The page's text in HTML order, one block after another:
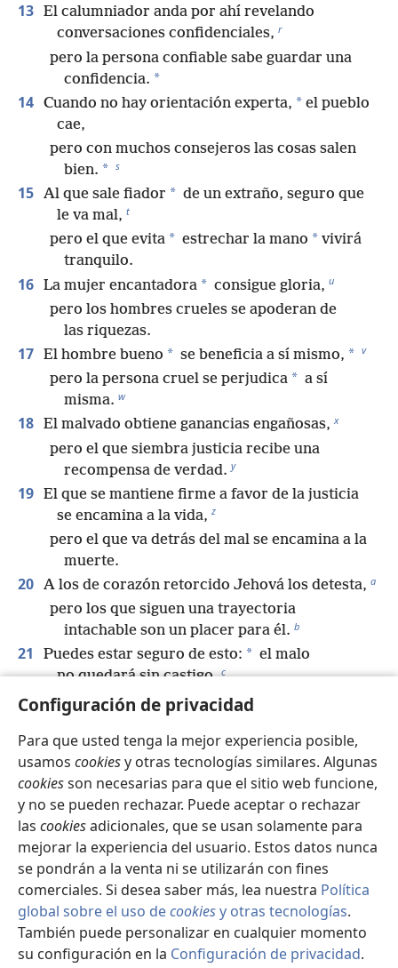
Configuración de privacidad
Para que usted tenga la mejor experiencia posible,
usamos cookiesy otras tecnologías similares. Algunas
cookiesson necesarias para que el sitio web funcione,
y no se pueden rechazar. Puede aceptar o rechazar
las cookiesadicionales, que se usan solamente para
mejorar la experiencia del usuario. Estos datos nunca
se pondrán a la venta ni se utilizarán con fines
comerciales. Si desea saber más, lea nuestra Política
global sobre el uso decookiesy otras tecnologías.
También puede personalizar en cualquier momento
su configuración en la Configuración de privacidad.
13 El calumniador anda por ahí revelando
conversaciones confidenciales, r
pero la persona confiable sabe guardar una
confidencia. *
14 Cuando no hay orientación experta, * el pueblo
cae,
pero con muchos consejeros las cosas salen
bien. * s
15 Al que sale fiador * de un extraño, seguro que
le va mal, t
pero el que evita * estrechar la mano * vivirá
tranquilo.
16 La mujer encantadora * consigue gloria, u
pero los hombres crueles se apoderan de
las riquezas.
17 El hombre bueno * se beneficia a sí mismo, * v
pero la persona cruel se perjudica * a sí
misma. w
18 El malvado obtiene ganancias engañosas, x
pero el que siembra justicia recibe una
recompensa de verdad. y
19 El que se mantiene firme a favor de la justicia
se encamina a la vida, z
pero el que va detrás del mal se encamina a la
muerte.
20 A los de corazón retorcido Jehová los detesta, a
pero los que siguen una trayectoria
intachable son un placer para él. b
21 Puedes estar seguro de esto: * el malo
no quedará sin castigo, c
pero los hijos del justo escaparán.
es la mujer bonita que le da la espalda a la
sensatez.
23 El deseo de los justos lleva al bien, d
pero la esperanza de los malvados lleva a la
furia.
24 Está el que da a manos llenas * y acaba teniendo
más,
y está el que se guarda lo que debería dar
pero acaba en la pobreza.
25 El generoso prosperará * g